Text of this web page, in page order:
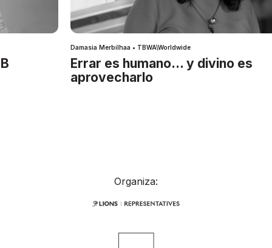
Damasia Merbilhaa • TBWA\Worldwide
Errar es humano… y divino es
aprovecharlo
Organiza: